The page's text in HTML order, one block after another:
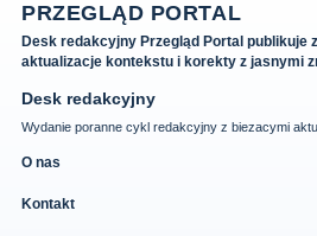
PRZEGLĄD PORTAL
Desk redakcyjny Przegląd Portal publikuje
aktualizacje kontekstu i korekty z jasnymi
Desk redakcyjny
Wydanie poranne cykl redakcyjny z biezacymi
O nas
Kontakt